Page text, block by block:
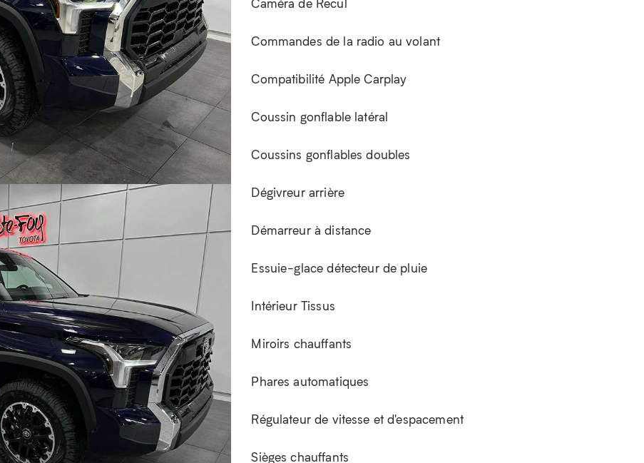
Climatiseur avec réglages à deux zones Commandes de la radio au volant
Compatibilité Android Auto Compatibilité Apple Carplay
Contrôle de traction Coussin gonflable latéral
Coussins gonflables cond. Coussins gonflables doubles
Coussins gonflables pour passager Dégivreur arrière
Démarrage à bouton Poussoir Démarreur à distance
Ensemble de remorquage Essuie-glace détecteur de pluie
Freinage antiblocage (ABS) Intérieur Tissus
Miroirs électriques Miroirs chauffants
Phares anti-brouillard Phares automatiques
Prise auxiliaire 12 volts Régulateur de vitesse et d'espacement
Siège à réglage électrique Sièges chauffants